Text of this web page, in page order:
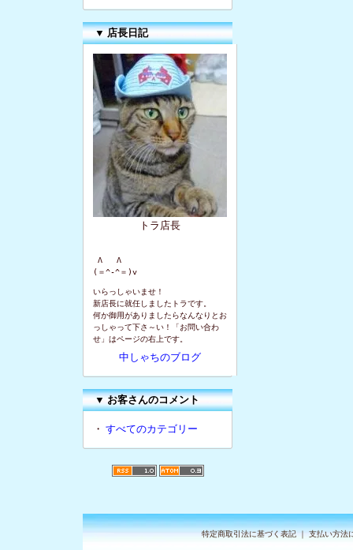
▼ 店長日記
トラ店長
Λ   Λ
(＝^-^＝)v
いらっしゃいませ！
新店長に就任しましたトラです。
何か御用がありましたらなんなりとお
っしゃって下さ～い！「お問い合わ
せ」はページの右上です。
中しゃちのブログ
▼お客さんのコメント
・ すべてのカテゴリー
特定商取引法に基づく表記｜支払い方法